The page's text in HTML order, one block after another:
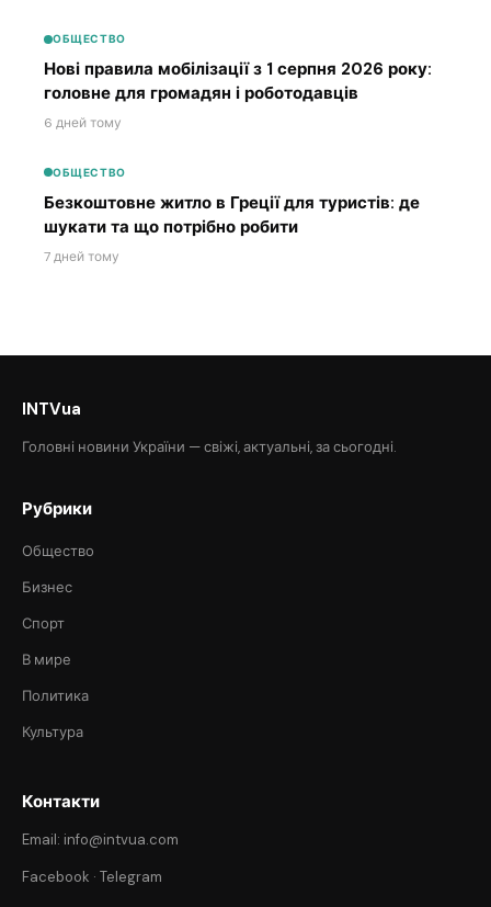
ОБЩЕСТВО
Нові правила мобілізації з 1 серпня 2026 року:
головне для громадян і роботодавців
6 дней тому
ОБЩЕСТВО
Безкоштовне житло в Греції для туристів: де
шукати та що потрібно робити
7 дней тому
INTVua
Головні новини України — свіжі, актуальні, за сьогодні.
Рубрики
Общество
Бизнес
Спорт
В мире
Политика
Культура
Контакти
Email: info@intvua.com
Facebook · Telegram